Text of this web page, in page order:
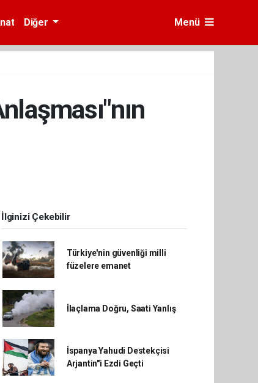
Diğer Menü
İlginizi Çekebilir
Türkiye'nin güvenliği milli
füzelere emanet
İlaçlama Doğru, Saati Yanlış
İspanya Yahudi Destekçisi
Arjantin"i Ezdi Geçti